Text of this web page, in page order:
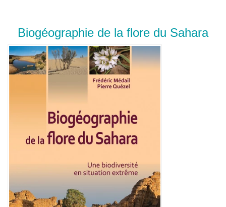
Biogéographie de la flore du Sahara